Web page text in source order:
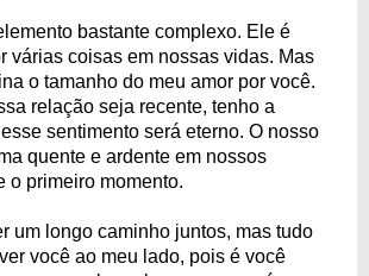
bastante complexo. Ele é
várias coisas em nossas vidas. Mas
o tamanho do meu amor por você.
relação seja recente, tenho a
sentimento será eterno. O nosso
quente e ardente em nossos
o primeiro momento.
um longo caminho juntos, mas tudo
você ao meu lado, pois é você